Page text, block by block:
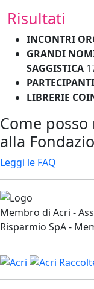
Risultati
INCONTRI
GRANDI
SAGGISTICA
PARTECIPANTI
LIBRERIE
Come
alla
Leggi le FAQ
Membro di Acri -
Risparmio SpA -